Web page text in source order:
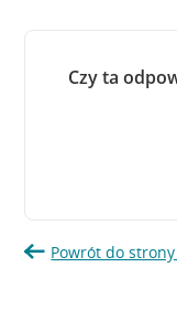
Czy ta
Powrót do